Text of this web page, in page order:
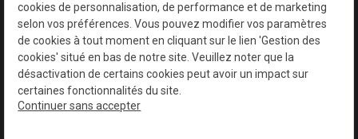
cookies de personnalisation, de performance et de marketing
selon vos préférences. Vous pouvez modifier vos paramètres
de cookies à tout moment en cliquant sur le lien 'Gestion des
cookies' situé en bas de notre site. Veuillez noter que la
désactivation de certains cookies peut avoir un impact sur
certaines fonctionnalités du site.
Continuer sans accepter